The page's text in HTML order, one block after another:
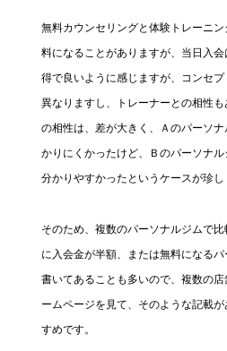
無料カウンセリングと体験トレーニ
料になることがありますが、当日入
得で良いように感じますが、コンセ
異なりますし、トレーナーとの相性
の相性は、差が大きく、Ａのパーソ
かりにくかったけど、Ｂのパーソナ
分かりやすかったというケースが珍し
そのため、複数のパーソナルジムで
に入会金が半額、または無料になる
書いてあることも多いので、複数の
ームページを見て、そのような記載
すめです。